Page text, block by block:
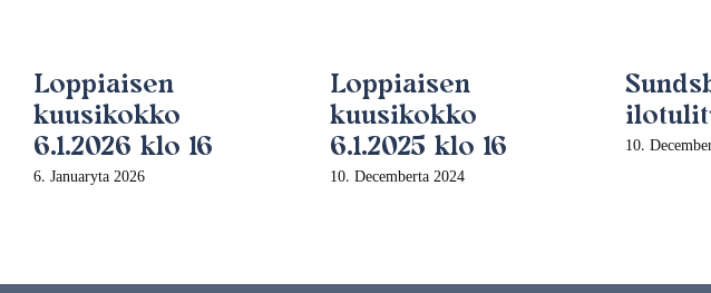
Loppiaisen
kuusikokko
6.1.2026 klo 16
6. Januaryta 2026
Loppiaisen
kuusikokko
6.1.2025 klo 16
10. Decemberta 2024
10.